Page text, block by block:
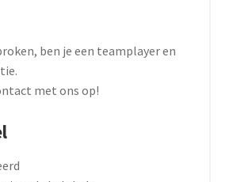
ben je een teamplayer en
met ons op!